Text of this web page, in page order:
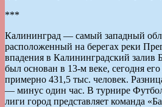
***
Калининград — самый западный
расположенный на берегах реки
впадения в Калининградский залив
был основан в 13-м веке, сегодня
примерно 431,5 тыс. человек.
— минус один час. В турнире
лиги город представляет команда